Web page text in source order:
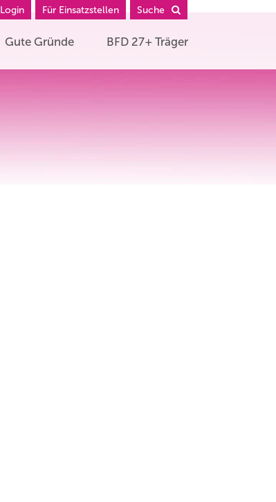
Login Für Einsatzstellen Suche
Gute Gründe BFD 27+ Träger